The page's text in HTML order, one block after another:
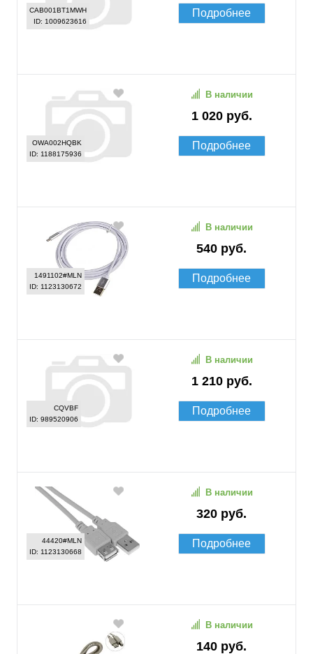
CAB001BT1MWH
ID: 1009623616
Подробнее
OWA002HQBK
ID: 1188175936
1 020 руб.
В наличии
Подробнее
1491102#MLN
ID: 1123130672
540 руб.
В наличии
Подробнее
CQVBF
ID: 989520906
1 210 руб.
В наличии
Подробнее
44420#MLN
ID: 1123130668
320 руб.
В наличии
Подробнее
140 руб.
В наличии